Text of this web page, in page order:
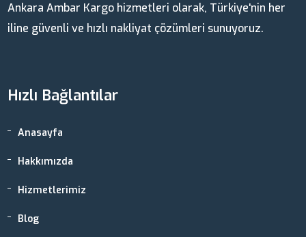
Ankara Ambar Kargo hizmetleri olarak, Türkiye'nin her
iline güvenli ve hızlı nakliyat çözümleri sunuyoruz.
Hızlı Bağlantılar
Anasayfa
Hakkımızda
Hizmetlerimiz
Blog